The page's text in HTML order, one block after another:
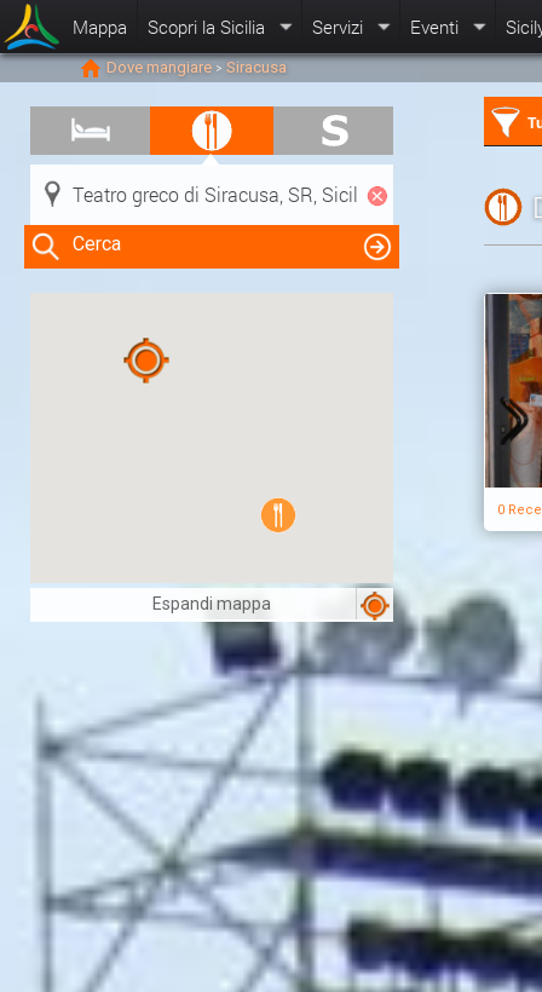
Mappa Scopri la Sicilia Servizi Eventi
Dove mangiare > Siracusa
Cerca
Espandi mappa
0